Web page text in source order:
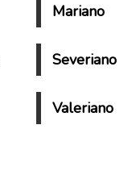
Mariano
Severiano
Valeriano